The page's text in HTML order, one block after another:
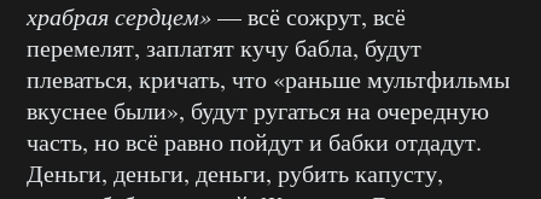
храбрая сердцем»— всё сожрут, всё
перемелят, заплатят кучу бабла, будут
плеваться, кричать, что «раньше мультфильмы
вкуснее были», будут ругаться на очередную
часть, но всё равно пойдут и бабки отдадут.
Деньги, деньги, деньги, рубить капусту,